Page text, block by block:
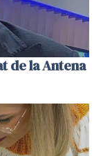
de la Antena